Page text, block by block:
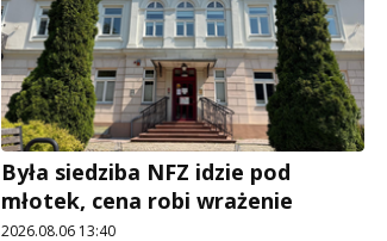
Była siedziba NFZ idzie pod
młotek, cena robi wrażenie
2026.08.06 13:40